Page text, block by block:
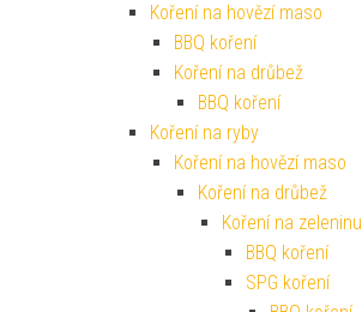
Koření na hovězí maso
BBQ koření
Koření na drůbež
BBQ koření
Koření na ryby
Koření na hovězí maso
Koření na drůbež
Koření na zeleninu
BBQ koření
SPG koření